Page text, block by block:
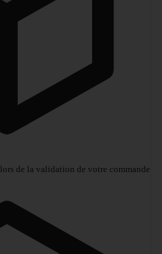
lors de la validation de votre commande